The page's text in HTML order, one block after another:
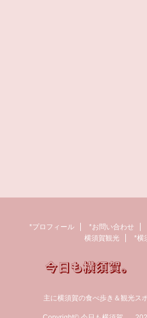
*プロフィール *お問い合わせ
横須賀観光
*横
主に横須賀の食べ歩き＆観光ス